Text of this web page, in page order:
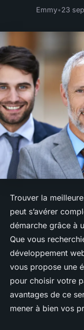
Emmy•23
Trouver la
peut s’avérer
démarche grâce à
Que vous
développement
vous propose une
pour choisir votre
avantages de ce
mener à bien vos